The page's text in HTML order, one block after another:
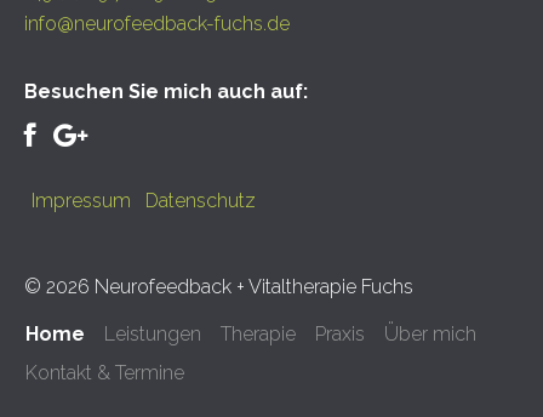
info@neurofeedback-fuchs.de
Besuchen Sie mich auch auf:
Impressum Datenschutz
© 2026 Neurofeedback + Vitaltherapie Fuchs
Home Leistungen Therapie Praxis
Über mich
Kontakt & Termine